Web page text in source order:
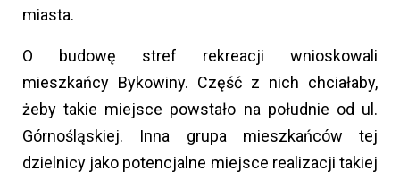
miasta.
O budowę stref rekreacji wnioskowali
mieszkańcy Bykowiny. Część z nich chciałaby,
żeby takie miejsce powstało na południe od ul.
Górnośląskiej. Inna grupa mieszkańców tej
dzielnicy jako potencjalne miejsce realizacji takiej